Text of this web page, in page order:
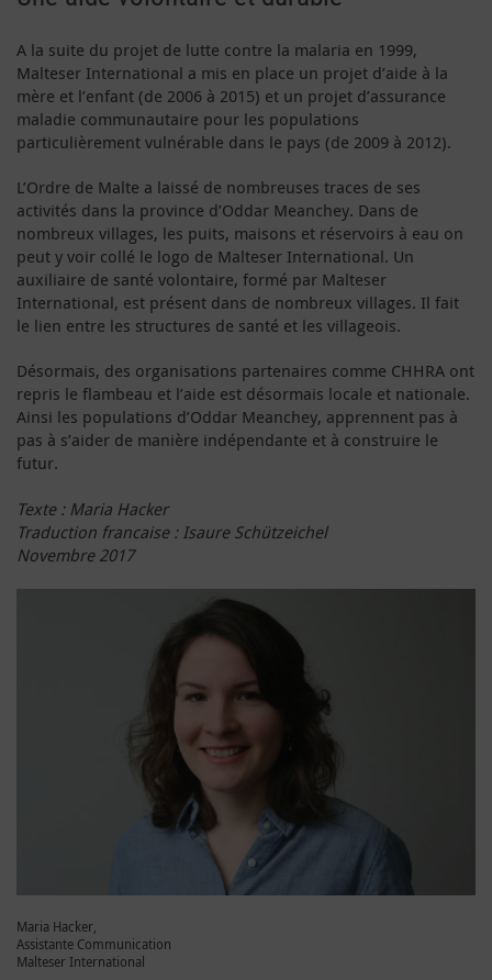
A la suite du projet de lutte contre la malaria en 1999,
Malteser International a mis en place un projet d’aide à la
mère et l’enfant (de 2006 à 2015) et un projet d’assurance
maladie communautaire pour les populations
particulièrement vulnérable dans le pays (de 2009 à 2012).
L’Ordre de Malte a laissé de nombreuses traces de ses
activités dans la province d’Oddar Meanchey. Dans de
nombreux villages, les puits, maisons et réservoirs à eau on
peut y voir collé le logo de Malteser International. Un
auxiliaire de santé volontaire, formé par Malteser
International, est présent dans de nombreux villages. Il fait
le lien entre les structures de santé et les villageois.
Désormais, des organisations partenaires comme CHHRA ont
repris le flambeau et l’aide est désormais locale et nationale.
Ainsi les populations d’Oddar Meanchey, apprennent pas à
pas à s’aider de manière indépendante et à construire le
futur.
Texte : Maria Hacker
Traduction francaise : Isaure Schützeichel
Novembre 2017
Maria Hacker,
Assistante Communication
Malteser International